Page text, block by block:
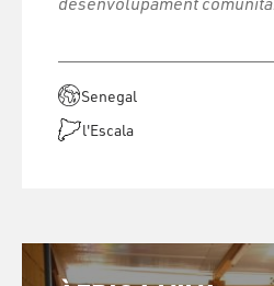
Senegal
l'Escala